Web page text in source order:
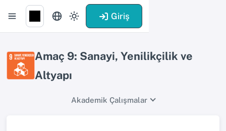
Giriş
Amaç 9: Sanayi, Yenilikçilik ve
Altyapı
Akademik Çalışmalar